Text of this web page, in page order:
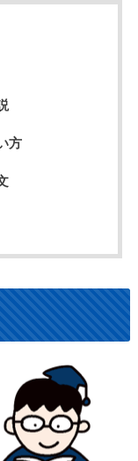
方